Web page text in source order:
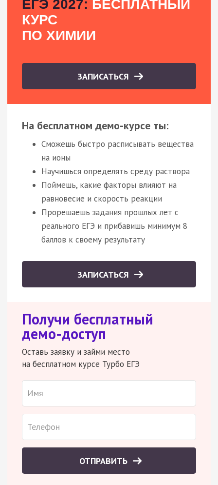
ЕГЭ 2027: БЕСПЛАТНЫЙ
КУРС
ПО ХИМИИ
ЗАПИСАТЬСЯ
На бесплатном демо-курсе ты:
Сможешь быстро расписывать вещества
на ионы
Научишься определять среду раствора
Поймешь, какие факторы влияют на
равновесие и скорость реакции
Прорешаешь задания прошлых лет с
реального ЕГЭ и прибавишь минимум 8
баллов к своему результату
ЗАПИСАТЬСЯ
Получи бесплатный
демо-доступ
Оставь заявку и займи место
на бесплатном курсе Турбо ЕГЭ
ОТПРАВИТЬ